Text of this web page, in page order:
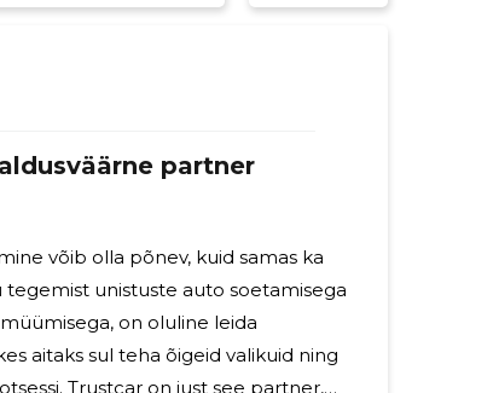
partner
võib olla põnev, kuid samas ka
tegemist unistuste auto soetamisega
on oluline leida
aitaks sul teha õigeid valikuid ning
Trustcar on just see partner,